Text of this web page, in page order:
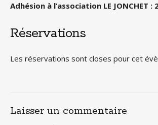
Adhésion à l’association LE JONCHET :
Réservations
Les réservations sont closes pour cet
Laisser un commentaire